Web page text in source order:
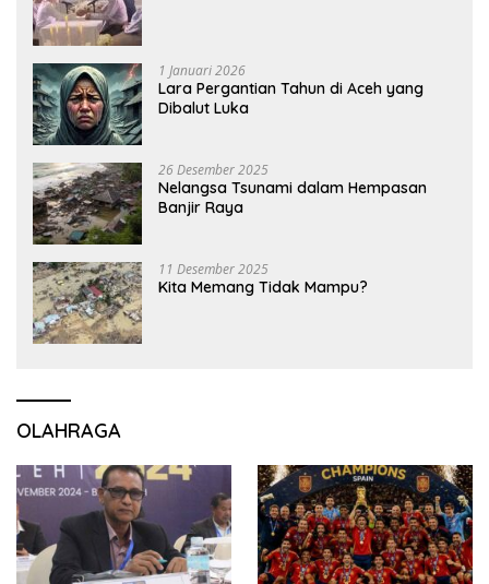
1 Januari 2026
Lara Pergantian Tahun di Aceh yang
Dibalut Luka
26 Desember 2025
Nelangsa Tsunami dalam Hempasan
Banjir Raya
11 Desember 2025
Kita Memang Tidak Mampu?
OLAHRAGA